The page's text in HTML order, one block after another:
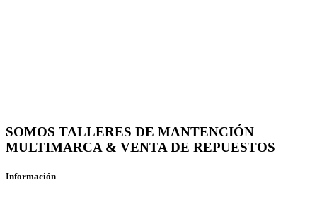
SOMOS TALLERES DE MANTENCIÓN
MULTIMARCA & VENTA DE REPUESTOS
Información